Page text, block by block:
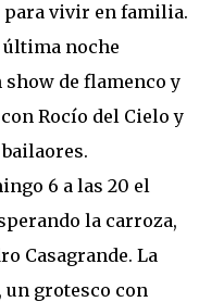
vivir en familia.
última noche
show de flamenco y
Rocío del Cielo y
6 a las 20 el
la carroza,
Casagrande. La
un grotesco con